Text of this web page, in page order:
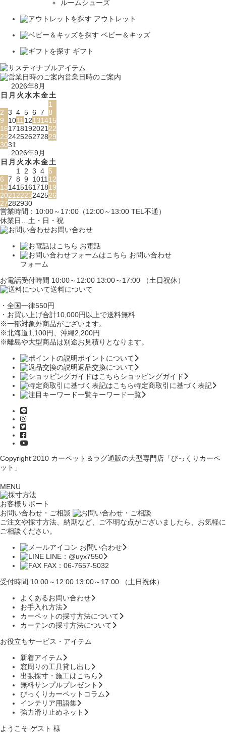
ルームシューズ
アウトレット
ベビー＆キッズ
ギフト
営業日時のご案内
2026年8月
日 月 火水木金土
1
2 3 4 5 6 7 8
9
101112131415
16171819202122
23242526272829
3031
2026年9月
日 月 火水木金土
1 2 3 4 5
6 7 8 9 101112
13141516171819
20212223242526
27282930
営業時間：10:00～17:00（12:00～13:00 TEL不通）
休業日…土・日・祝
お問い合わせ
お電話
お問い合わせ
フォーム
お電話受付時間 10:00～12:00 13:00～17:00 （土日祝休）
送料について
・全国一律550円
・お買い上げ合計10,000円 以上で送料無料
※一部対象外商品がございます。
※北海道1,100円、沖縄2,200円
※離島や大型商品は別途お見積りとなります。
ポイントについて
返品交換について
ショッピングガイド
特定商取引に基づく表記
キーワード一覧
Copyright 2010 カーペット＆ラグ通販の大型専門店「びっくりカーペ
ット」
MENU
お客様サポート
お問い合わせ・ご相談
ご注文や採寸方法、納期など、ご不明な点がございましたら、お気軽に
ご相談ください。
お問い合わせ
LINE：@uyx7550
FAX：06-7657-5032
受付時間 10:00～12:00 13:00～17:00 （土日祝休）
よくあるお問い合わせ
お手入れ方法
カーペットの採寸方法について
カーテンの採寸方法について
お役立ちサービス・アイテム
新着アイテム
窓周りの工具貸し出し
出張採寸・施工はこちら
無料サンプルプレゼント
びっくりカーペットコラム
インテリア用語集
強力滑り止めネット
ようこそ ゲスト 様